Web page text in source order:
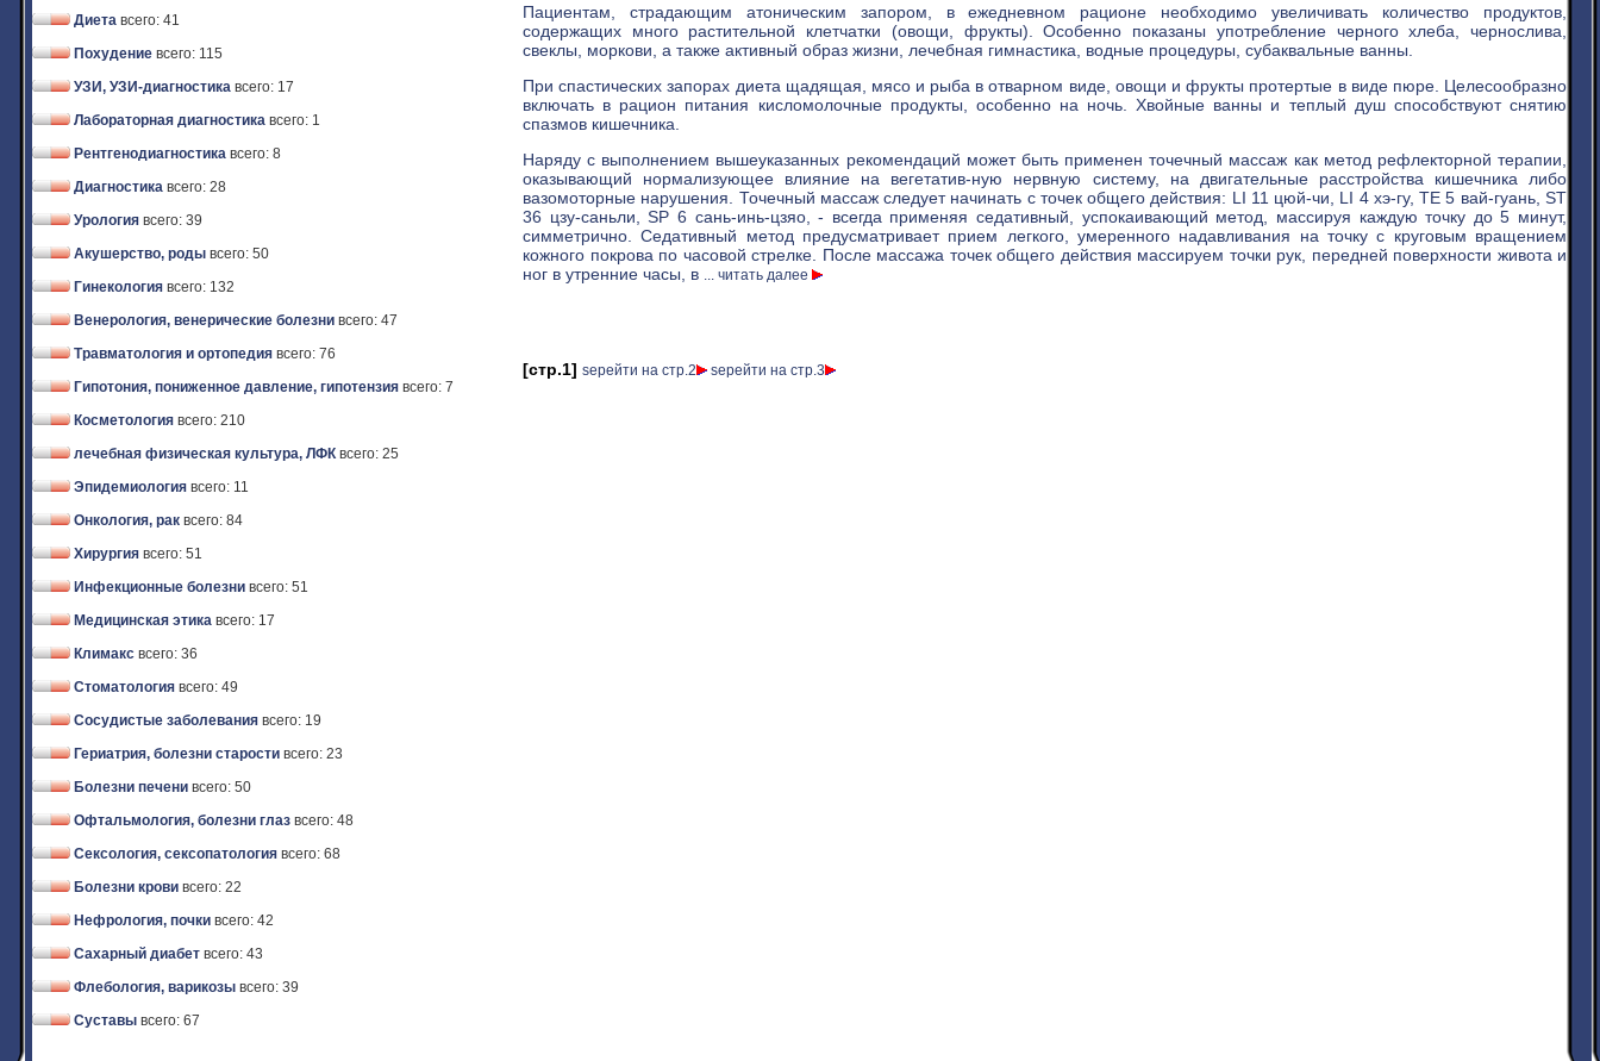
Диета всего: 41
Похудение всего: 115
УЗИ, УЗИ-диагностика всего: 17
Лабораторная диагностика всего: 1
Рентгенодиагностика всего: 8
Диагностика всего: 28
Урология всего: 39
Акушерство, роды всего: 50
Гинекология всего: 132
Венерология, венерические болезни всего: 47
Травматология и ортопедия всего: 76
Гипотония, пониженное давление, гипотензия всего: 7
Косметология всего: 210
лечебная физическая культура, ЛФК всего: 25
Эпидемиология всего: 11
Онкология, рак всего: 84
Хирургия всего: 51
Инфекционные болезни всего: 51
Медицинская этика всего: 17
Климакс всего: 36
Стоматология всего: 49
Сосудистые заболевания всего: 19
Гериатрия, болезни старости всего: 23
Болезни печени всего: 50
Офтальмология, болезни глаз всего: 48
Сексология, сексопатология всего: 68
Болезни крови всего: 22
Нефрология, почки всего: 42
Сахарный диабет всего: 43
Флебология, варикозы всего: 39
Суставы всего: 67
Пациентам, страдающим атоническим запором, в ежедневном рационе необходимо увеличивать количество продуктов,
содержащих много растительной клетчатки (овощи, фрукты). Особенно показаны употребление черного хлеба, чернослива,
свеклы, моркови, а также активный образ жизни, лечебная гимнастика, водные процедуры, субаквальные ванны.
При спастических запорах диета щадящая, мясо и рыба в отварном виде, овощи и фрукты протертые в виде пюре. Целесообразно
включать в рацион питания кисломолочные продукты, особенно на ночь. Хвойные ванны и теплый душ способствуют снятию
спазмов кишечника.
Наряду с выполнением вышеуказанных рекомендаций может быть применен точечный массаж как метод рефлекторной терапии,
оказывающий нормализующее влияние на вегетатив-ную нервную систему, на двигательные расстройства кишечника либо
вазомоторные нарушения. Точечный массаж следует начинать с точек общего действия: LI 11 цюй-чи, LI 4 хэ-гу, ТЕ 5 вай-гуань, ST
36 цзу-саньли, SP 6 сань-инь-цзяо, - всегда применяя седативный, успокаивающий метод, массируя каждую точку до 5 минут,
симметрично. Седативный метод предусматривает прием легкого, умеренного надавливания на точку с круговым вращением
кожного покрова по часовой стрелке. После массажа точек общего действия массируем точки рук, передней поверхности живота и
ног в утренние часы, в
... читать далее
[стр.1] ѕерейти на стр.2 ѕерейти на стр.3